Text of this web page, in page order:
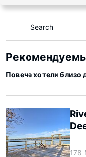
Search
Повече хотели близо
178